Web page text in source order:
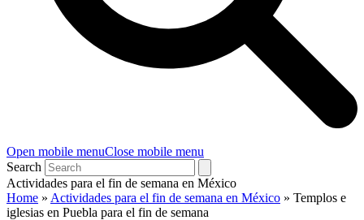
Open mobile menuClose mobile menu
Search
Actividades para el fin de semana en México
Home » Actividades para el fin de semana en México » Templos e
iglesias en Puebla para el fin de semana